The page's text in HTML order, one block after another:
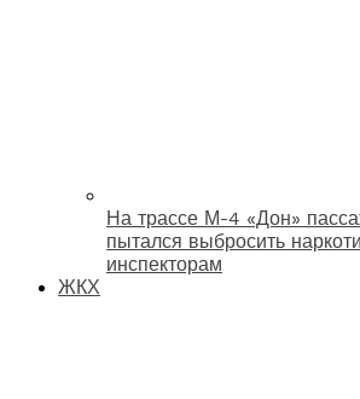
На трассе М-4 «Дон»
пытался выбросить
инспекторам
ЖКХ